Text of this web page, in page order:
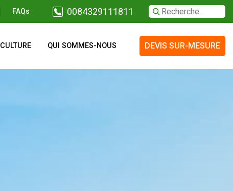
FAQs 0084329111811
CULTURE QUI SOMMES-NOUS DEVIS SUR-MESURE